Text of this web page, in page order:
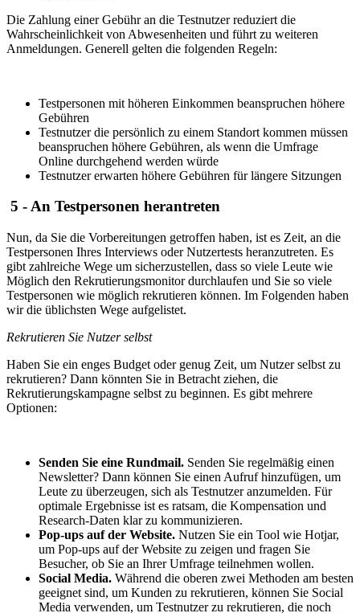
Die Zahlung einer Gebühr an die Testnutzer reduziert die
Wahrscheinlichkeit von Abwesenheiten und führt zu weiteren
Anmeldungen. Generell gelten die folgenden Regeln:
Testpersonen mit höheren Einkommen beanspruchen höhere
Gebühren
Testnutzer die persönlich zu einem Standort kommen müssen
beanspruchen höhere Gebühren, als wenn die Umfrage
Online durchgehend werden würde
Testnutzer erwarten höhere Gebühren für längere Sitzungen
5 - An Testpersonen herantreten
Nun, da Sie die Vorbereitungen getroffen haben, ist es Zeit, an die
Testpersonen Ihres Interviews oder Nutzertests heranzutreten. Es
gibt zahlreiche Wege um sicherzustellen, dass so viele Leute wie
Möglich den Rekrutierungsmonitor durchlaufen und Sie so viele
Testpersonen wie möglich rekrutieren können. Im Folgenden haben
wir die üblichsten Wege aufgelistet.
Rekrutieren Sie Nutzer selbst
Haben Sie ein enges Budget oder genug Zeit, um Nutzer selbst zu
rekrutieren? Dann könnten Sie in Betracht ziehen, die
Rekrutierungskampagne selbst zu beginnen. Es gibt mehrere
Optionen:
Senden Sie eine Rundmail. Senden Sie regelmäßig einen
Newsletter? Dann können Sie einen Aufruf hinzufügen, um
Leute zu überzeugen, sich als Testnutzer anzumelden. Für
optimale Ergebnisse ist es ratsam, die Kompensation und
Research-Daten klar zu kommunizieren.
Pop-ups auf der Website. Nutzen Sie ein Tool wie Hotjar,
um Pop-ups auf der Website zu zeigen und fragen Sie
Besucher, ob Sie an Ihrer Umfrage teilnehmen wollen.
Social Media. Während die oberen zwei Methoden am besten
geeignet sind, um Kunden zu rekrutieren, können Sie Social
Media verwenden, um Testnutzer zu rekrutieren, die noch